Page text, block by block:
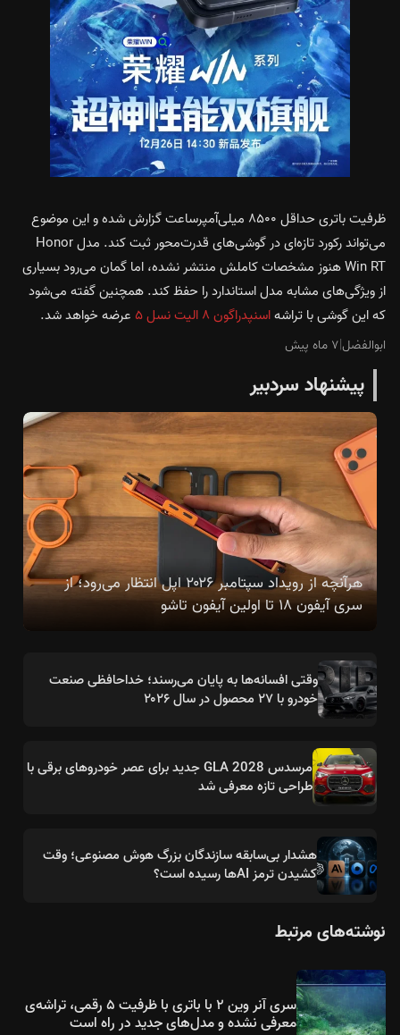
ظرفیت باتری حداقل ۸۵۰۰ میلی‌آمپرساعت گزارش شده و این موضوع
می‌تواند رکورد تازه‌ای در گوشی‌های قدرت‌محور ثبت کند. مدل Honor
Win RT هنوز مشخصات کاملش منتشر نشده، اما گمان می‌رود بسیاری
از ویژگی‌های مشابه مدل استاندارد را حفظ کند. همچنین گفته می‌شود
که این گوشی با تراشهاسنپدراگون ۸ الیت نسل ۵ عرضه خواهد شد.
ابوالفضل|۷ ماه پیش
پیشنهاد سردبیر
هرآنچه از رویداد سپتامبر ۲۰۲۶ اپل انتظار می‌رود؛ از
سری آیفون ۱۸ تا اولین آیفون تاشو
وقتی افسانه‌ها به پایان می‌رسند؛ خداحافظی صنعت
خودرو با ۲۷ محصول در سال ۲۰۲۶
مرسدس GLA 2028 جدید برای عصر خودروهای برقی با
طراحی تازه معرفی شد
هشدار بی‌سابقه سازندگان بزرگ هوش مصنوعی؛ وقت
کشیدن ترمز AIها رسیده است؟
نوشته‌های مرتبط
سری آنر وین ۲ با باتری با ظرفیت ۵ رقمی، تراشه‌ی
معرفی نشده و مدل‌های جدید در راه است